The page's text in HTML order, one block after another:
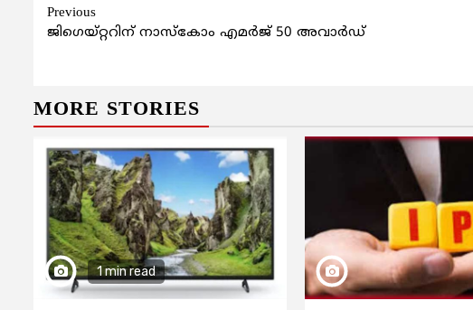
Continue
Reading
Previous
ജിഗെയ്റ്ററിന് നാസ്കോം എമര്‍ജ് 50 അവാര്‍ഡ്
MORE STORIES
1 min read